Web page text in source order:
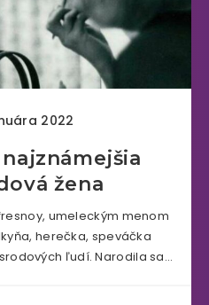
2022
žena
umeleckým menom
herečka, speváčka
ľudí. Narodila sa…